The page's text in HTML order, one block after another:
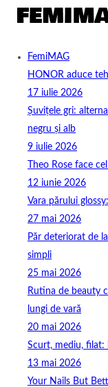
FemiMAG
HONOR aduce
17 iulie 2026
Șuvițele gri:
negru și alb
9 iulie 2026
Theo Rose face
12 iunie 2026
Vara părului
27 mai 2026
Păr deteriorat de
simpli
25 mai 2026
Rutina de beauty
lungi de vară
20 mai 2026
Scurt, mediu, filat:
13 mai 2026
Your Nails But